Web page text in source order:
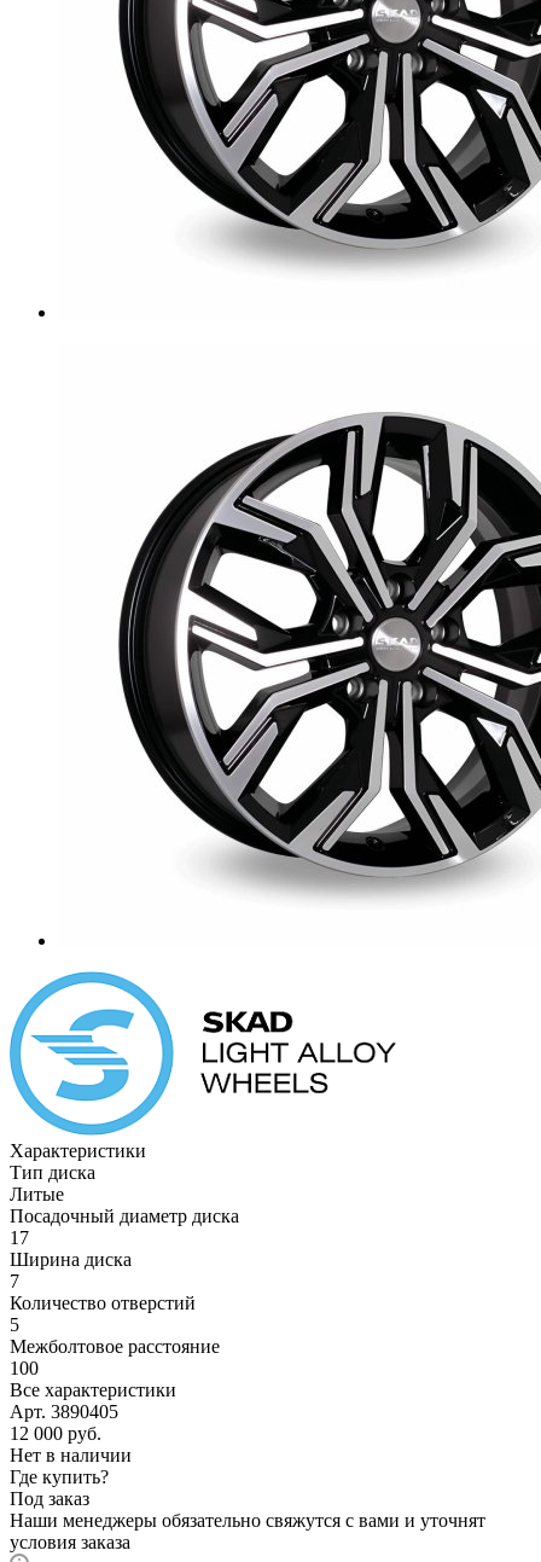
Характеристики
Тип диска
Литые
Посадочный диаметр диска
17
Ширина диска
7
Количество отверстий
5
Межболтовое расстояние
100
Все характеристики
Арт. 3890405
12 000 руб.
Нет в наличии
Где купить?
Под заказ
Наши менеджеры обязательно свяжутся с вами и уточнят
условия заказа